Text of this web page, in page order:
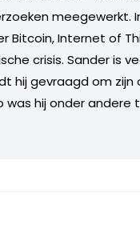
meegewerkt.
Bitcoin, Internet of
crisis. Sander is
hij gevraagd om zijn
hij onder andere